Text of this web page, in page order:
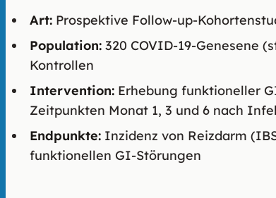
Art: Prospektive Follow-up-
Population: 320 COVID-19-Genesene
Kontrollen
Intervention: Erhebung funktioneller
Zeitpunkten Monat 1, 3 und 6 nach
Endpunkte: Inzidenz von Reizdarm
funktionellen GI-Störungen